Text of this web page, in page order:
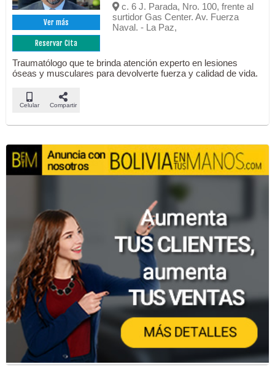
Ver más
Reservar Cita
c. 6 J. Parada, Nro. 100, frente al
surtidor Gas Center. Av. Fuerza
Naval. - La Paz,
Traumatólogo que te brinda atención experto en lesiones
óseas y musculares para devolverte fuerza y calidad de vida.
Celular Compartir